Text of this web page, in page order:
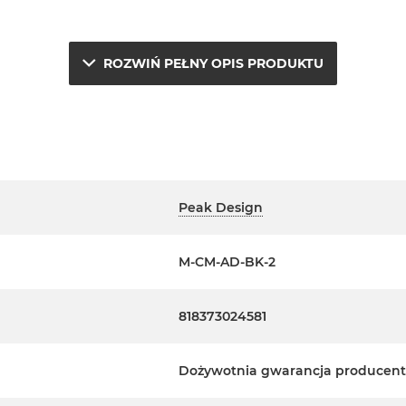
(zwana SlimLink™) jest
(patrz kompatybilność
uchwytów na kratkę
aluminium
ROZWIŃ PEŁNY OPIS PRODUKTU
Peak Design
M-CM-AD-BK-2
818373024581
Dożywotnia gwarancja